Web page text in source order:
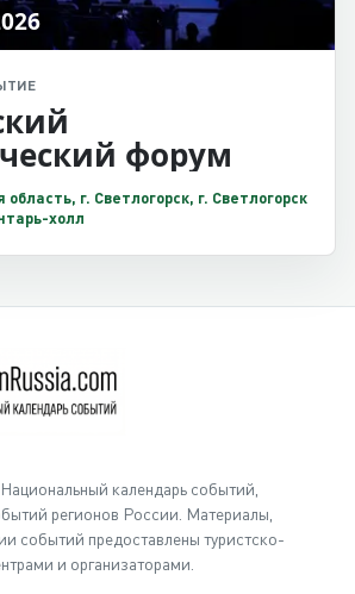
форум
г. Светлогорск, г. Светлогорск
холл
календарь событий,
регионов России. Материалы,
событий предоставлены туристско-
и организаторами.